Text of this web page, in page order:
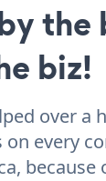
the
biz!
over a
on every
because